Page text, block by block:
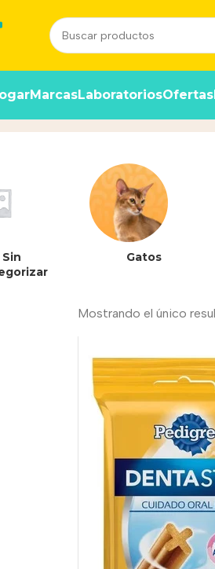
MarcasLaboratoriosOfertas
Sin
Gatos
Mostrando el único